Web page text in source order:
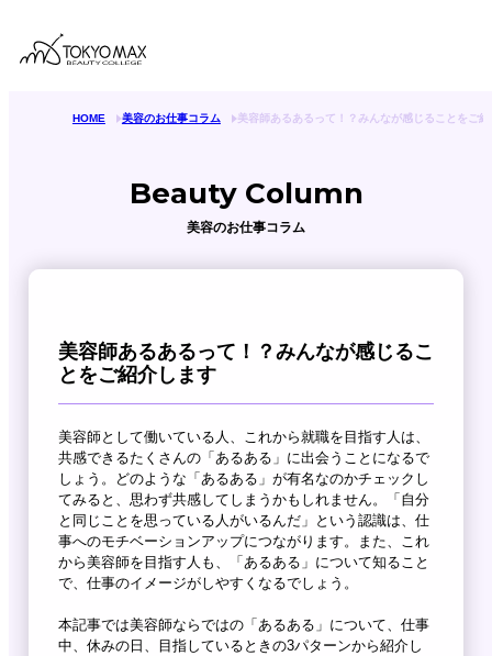
HOME 美容のお仕事コラム 美容師あるあるって！？みんなが感じることをご
Beauty Column
美容のお仕事コラム
美容師あるあるって！？みんなが感じるこ
とをご紹介します
美容師として働いている人、これから就職を目指す人は、
共感できるたくさんの「あるある」に出会うことになるで
しょう。どのような「あるある」が有名なのかチェックし
てみると、思わず共感してしまうかもしれません。「自分
と同じことを思っている人がいるんだ」という認識は、仕
事へのモチベーションアップにつながります。また、これ
から美容師を目指す人も、「あるある」について知ること
で、仕事のイメージがしやすくなるでしょう。
本記事では美容師ならではの「あるある」について、仕事
中、休みの日、目指しているときの3パターンから紹介し